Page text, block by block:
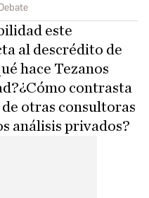
este
al descrédito de
hace Tezanos
contrasta
otras consultoras
análisis privados?